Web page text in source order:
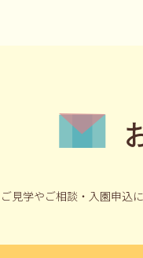
ご見学やご相談・入園申込に